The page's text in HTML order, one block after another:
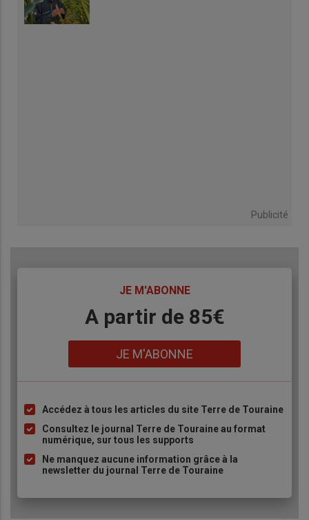
Publicité
JE M'ABONNE
A partir de 85€
JE M'ABONNE
Liste
à
puce
Accédez à tous les articles du site Terre de Touraine
Consultez le journal Terre de Touraine au format
numérique, sur tous les supports
Ne manquez aucune information grâce à la
newsletter du journal Terre de Touraine